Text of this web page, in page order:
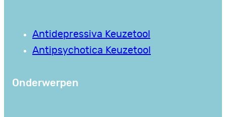
Antidepressiva Keuzetool
Antipsychotica Keuzetool
Onderwerpen